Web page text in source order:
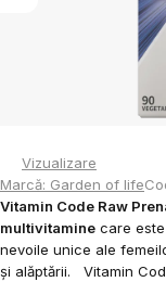
Vizualizare
Marcă: Garden of life
Vitamin Code Raw
multivitamine care
nevoile unice ale
și alăptării.
Vitamin